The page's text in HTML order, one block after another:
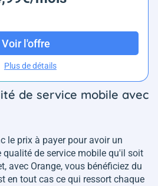
Voir l'offre
Plus de détails
de service mobile avec
le prix à payer pour avoir un
de service mobile qu'il soit
avec Orange, vous bénéficiez du
en tout cas ce qui ressort chaque